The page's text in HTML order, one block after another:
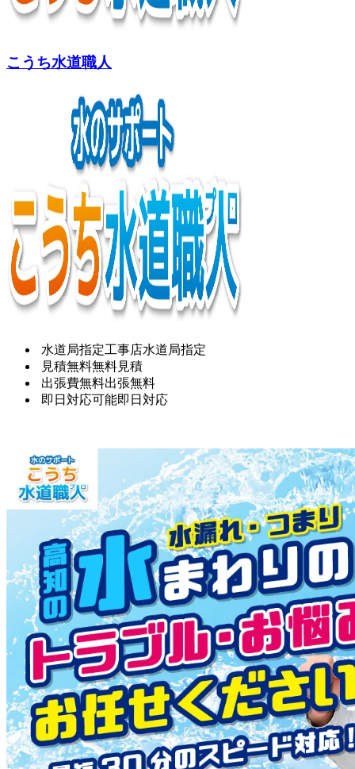
こうち水道職人
水道局指定工事店水道局指定
見積無料無料見積
出張費無料出張無料
即日対応可能即日対応